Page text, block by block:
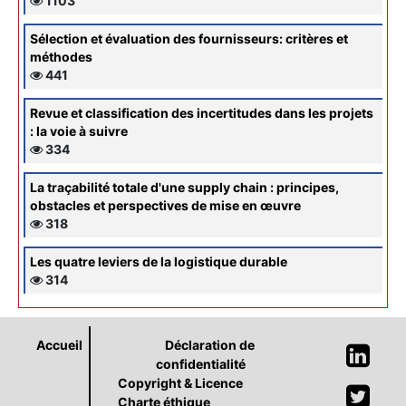
Sélection et évaluation des fournisseurs: critères et
méthodes
441
Revue et classification des incertitudes dans les projets
: la voie à suivre
334
La traçabilité totale d'une supply chain : principes,
obstacles et perspectives de mise en œuvre
318
Les quatre leviers de la logistique durable
314
Accueil
Déclaration de
confidentialité
Copyright & Licence
Charte éthique